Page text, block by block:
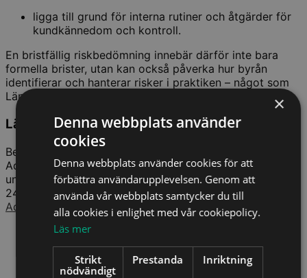
ligga till grund för interna rutiner och åtgärder för
kundkännedom och kontroll.
En bristfällig riskbedömning innebär därför inte bara
formella brister, utan kan också påverka hur byrån
identifierar och hanterar risker i praktiken – något som
Länsstyrelsens beslut nu tydligt understryker.
Läs mer
Besluten finns publicerade på
Advokatsamfundets tillsynsrapport över granskningarna
under 2024 samt disciplinnämndens beslut (ärenden
24/1706, 24/1684 och 24/0629) finns tillgängliga via
Advokatsamfundets webbplats
×
Denna webbplats använder
cookies
Denna webbplats använder cookies för att
förbättra användarupplevelsen. Genom att
använda vår webbplats samtycker du till
alla cookies i enlighet med vår cookiepolicy.
Läs mer
Strikt
nödvändigt
Prestanda Inriktning